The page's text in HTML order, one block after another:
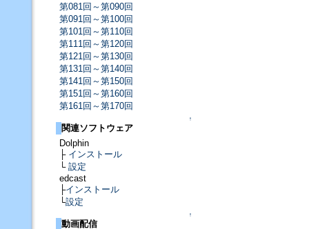
第081回～第090回
第091回～第100回
第101回～第110回
第111回～第120回
第121回～第130回
第131回～第140回
第141回～第150回
第151回～第160回
第161回～第170回
↑
関連ソフトウェア
Dolphin
├ インストール
└ 設定
edcast
├インストール
└設定
↑
動画配信